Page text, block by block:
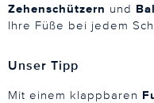
Zehenschützern und
Ihre Füße bei jedem
Unser Tipp
Mit einem klappbaren